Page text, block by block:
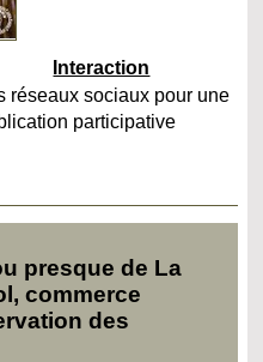
Interaction
réseaux sociaux pour une
participative
presque de La
commerce
des